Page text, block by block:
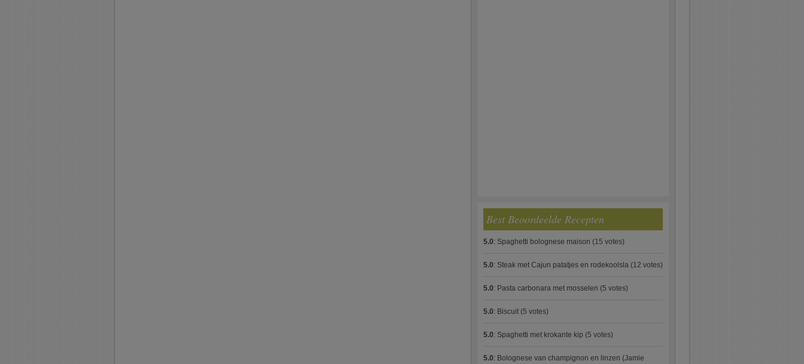
Best Beoordeelde Recepten
5.0: Spaghetti bolognese maison (15 votes)
5.0: Steak met Cajun patatjes en rodekoolsla (12 votes)
5.0: Pasta carbonara met mosselen (5 votes)
5.0: Biscuit (5 votes)
5.0: Spaghetti met krokante kip (5 votes)
5.0: Bolognese van champignon en linzen (Jamie